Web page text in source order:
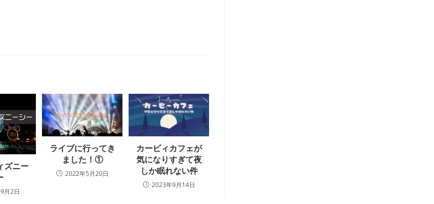
ズニー
月2日
ライブに行ってき
ました！①
2022年5月20日
カービィカフェが
気になりすぎて夜
しか眠れない件
2023年9月14日